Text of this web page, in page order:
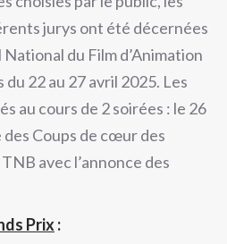
jurys ont été décernées
National du Film d’Animation
du 22 au 27 avril 2025. Les
au cours de 2 soirées : le 26
des Coups de cœur des
avec l’annonce des
Prix :